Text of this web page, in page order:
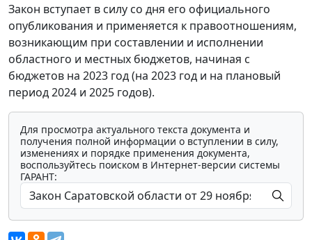
Закон вступает в силу со дня его официального
опубликования и применяется к правоотношениям,
возникающим при составлении и исполнении
областного и местных бюджетов, начиная с
бюджетов на 2023 год (на 2023 год и на плановый
период 2024 и 2025 годов).
Для просмотра актуального текста документа и
получения полной информации о вступлении в силу,
изменениях и порядке применения документа,
воспользуйтесь поиском в Интернет-версии системы
ГАРАНТ: